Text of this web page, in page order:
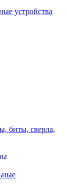
устройства
биты, сверла,